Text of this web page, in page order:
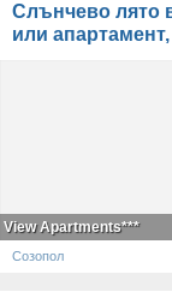
Слънчево лято
или
View Apartments***
Созопол